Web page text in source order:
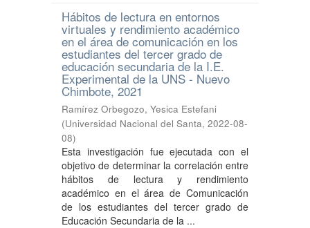
Hábitos de lectura en entornos
virtuales y rendimiento académico
en el área de comunicación en los
estudiantes del tercer grado de
educación secundaria de la I.E.
Experimental de la UNS - Nuevo
Chimbote, 2021
Ramírez Orbegozo, Yesica Estefani
(Universidad Nacional del Santa, 2022-08-
08)
Esta investigación fue ejecutada con el
objetivo de determinar la correlación entre
hábitos de lectura y rendimiento
académico en el área de Comunicación
de los estudiantes del tercer grado de
Educación Secundaria de la ...